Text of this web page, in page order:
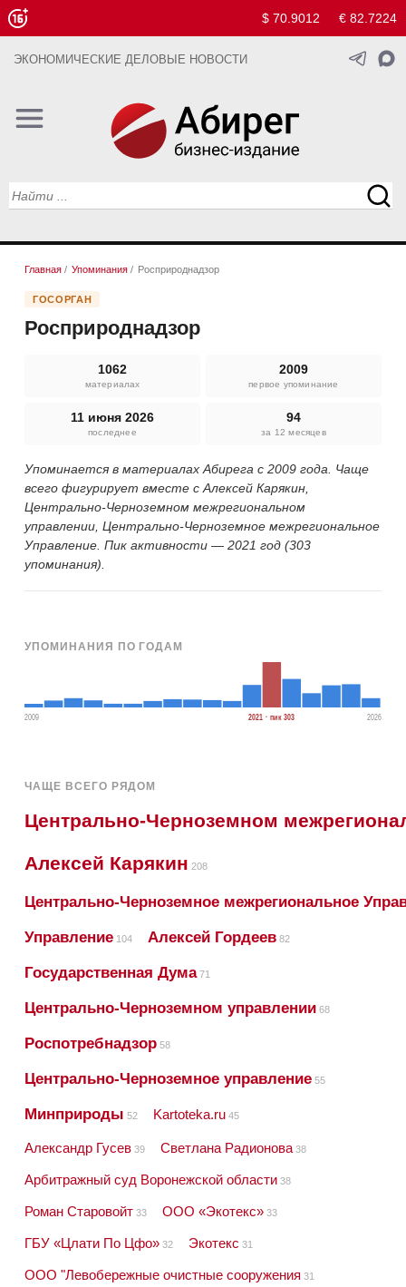
$ 70.9012 € 82.7224
ЭКОНОМИЧЕСКИЕ ДЕЛОВЫЕ НОВОСТИ
Главная / Упоминания / Росприроднадзор
ГОСОРГАН
Росприроднадзор
1062
материалах
2009
первое упоминание
11 июня 2026
последнее
94
за 12 месяцев
Упоминается в материалах Абирега с 2009 года. Чаще
всего фигурирует вместе с Алексей Карякин,
Центрально-Черноземном межрегиональном
управлении, Центрально-Черноземное межрегиональное
Управление. Пик активности — 2021 год (303
упоминания).
УПОМИНАНИЯ ПО ГОДАМ
2009 2021 · пик 303 2026
ЧАЩЕ ВСЕГО РЯДОМ
Центрально-Черноземном
Алексей Карякин 208
Центрально-Черноземное межрегиональное
Управление 104 Алексей Гордеев 82
Государственная Дума71
Центрально-Черноземном управлении 68
Роспотребнадзор 58
Центрально-Черноземное управление 55
Минприроды 52 Kartoteka.ru 45
Александр Гусев 39 Светлана Радионова 38
Арбитражный суд Воронежской области 38
Роман Старовойт 33 ООО «Экотекс» 33
ГБУ «Цлати По Цфо» 32 Экотекс 31
ООО "Левобережные очистные сооружения 31